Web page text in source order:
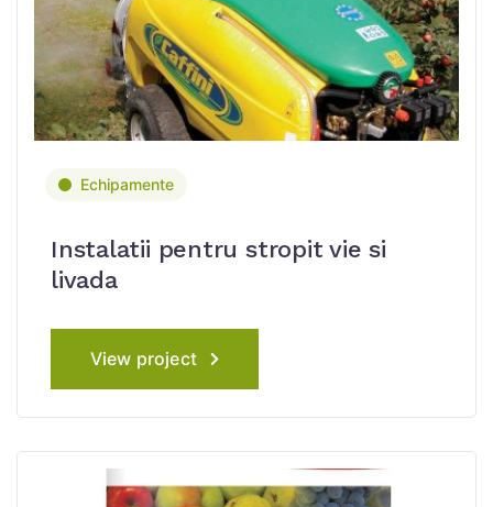
Echipamente
Instalatii pentru stropit vie si
livada
View project